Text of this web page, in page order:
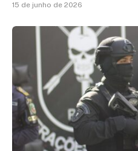
15 de junho de 2026